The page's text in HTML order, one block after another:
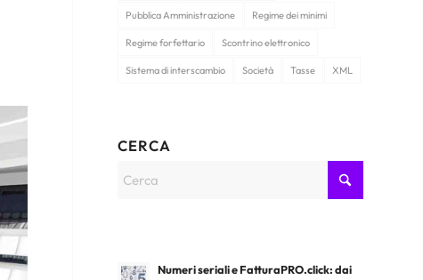
Pubblica Amministrazione Regime dei minimi
Regime forfettario Scontrino elettronico
Sistema di interscambio Società Tasse XML
CERCA
Numeri seriali e FatturaPRO.click: dai